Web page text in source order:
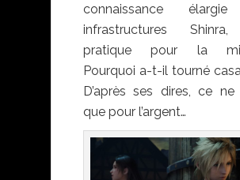
connaissance
infrastructures
pratique pour la
Pourquoi a-t-il tourné
D’après ses dires, ce ne
que pour l’argent…